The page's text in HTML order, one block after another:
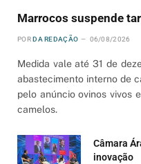
Marrocos suspende
POR DA REDAÇÃO 06/08/2026
Medida vale até 31 de
abastecimento interno de
pelo anúncio ovinos vivos
camelos.
Câmara
inovação